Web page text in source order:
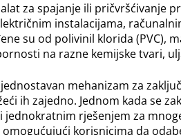
za spajanje ili pričvršćivanje
instalacijama,
su od polivinil klorida (PVC),
na razne kemijske tvari,
mehanizam za
ih zajedno. Jednom kada se
jednokratnim rješenjem za
korisnicima da